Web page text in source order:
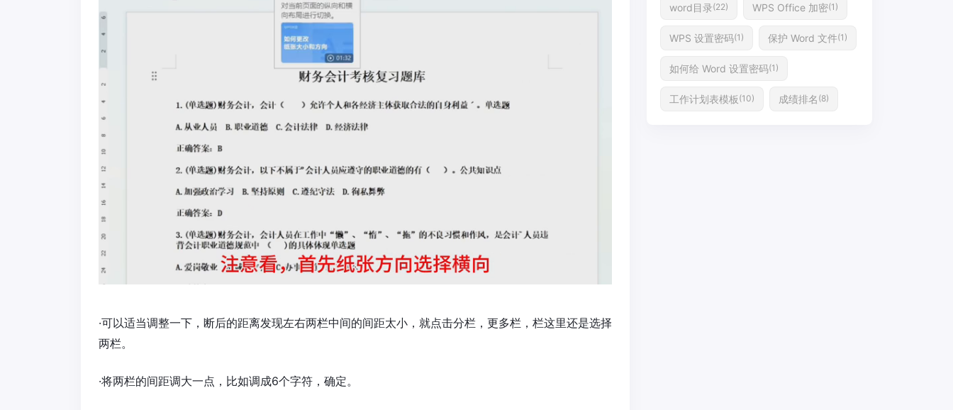
·可以适当调整一下，断后的距离发现左右两栏中间的间距太小，就点击分栏，更多栏，栏这里还是选择
两栏。
·将两栏的间距调大一点，比如调成6个字符，确定。
word目录(22) WPS Office 加密(1)
WPS 设置密码(1) 保护 Word 文件(1)
如何给 Word 设置密码(1)
工作计划表模板 (10) 成绩排名 (8)